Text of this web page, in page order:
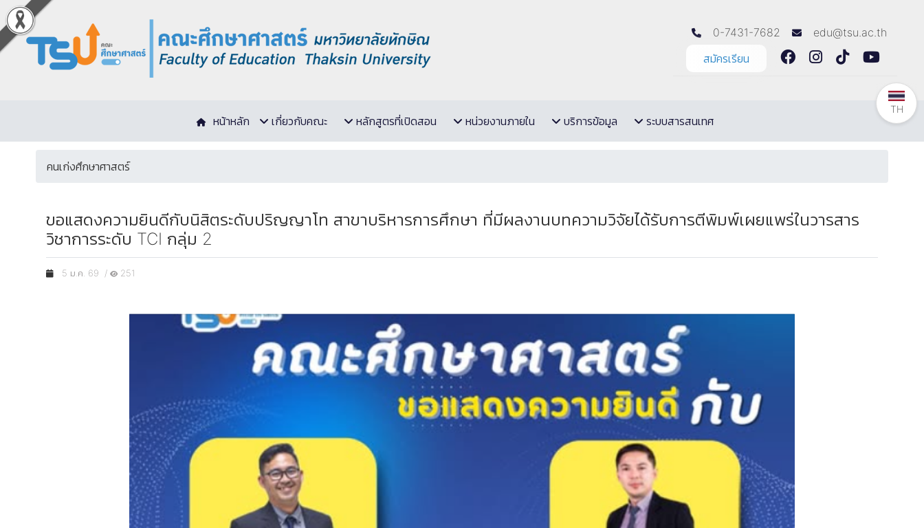
0-7431-7682
edu@tsu.ac.th
สมัครเรียน
หน้าหลัก เกี่ยวกับคณะ หลักสูตรที่เปิดสอน หน่วยงานภายใน บริการข้อมูล ระบบสารสนเทศ
คนเก่งศึกษาศาสตร์
ขอแสดงความยินดีกับนิสิตระดับปริญญาโท สาขาบริหารการศึกษา ที่มีผลงานบทความวิจัยได้รับการตีพิมพ์เผยแพร่ในวารสาร
วิชาการระดับ TCI กลุ่ม 2
5 ม.ค. 69 / 251
TH